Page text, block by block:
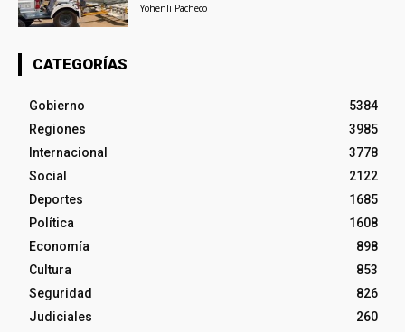
Yohenli Pacheco
CATEGORÍAS
Gobierno
5384
Regiones
3985
Internacional
3778
Social
2122
Deportes
1685
Política
1608
Economía
898
Cultura
853
Seguridad
826
Judiciales
260